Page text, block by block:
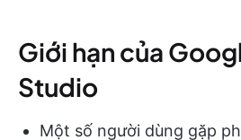
Giới hạn của
Studio
Một số người dùng gặp